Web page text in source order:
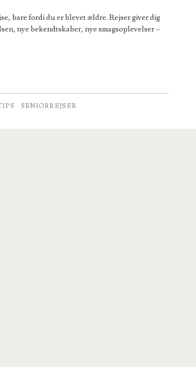
bare fordi du er blevet ældre. Rejser giver dig
nye bekendtskaber, nye smagsoplevelser –
SENIORREJSER